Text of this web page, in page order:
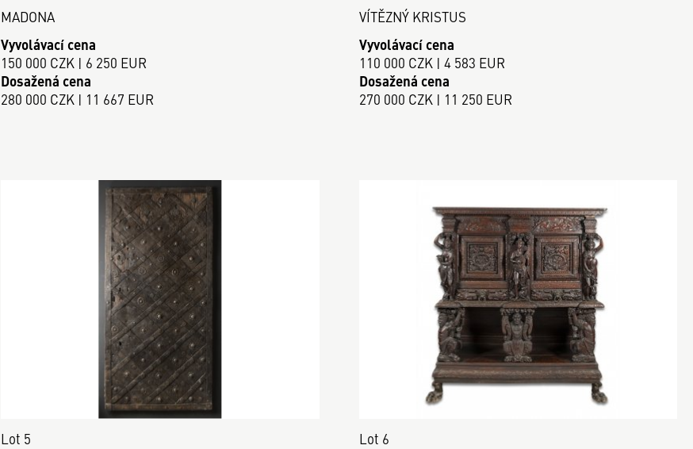
MADONA
Vyvolávací cena
150 000 CZK | 6 250 EUR
Dosažená cena
280 000 CZK | 11 667 EUR
VÍTĚZNÝ KRISTUS
Vyvolávací cena
110 000 CZK | 4 583 EUR
Dosažená cena
270 000 CZK | 11 250 EUR
Lot 5
Lot 6